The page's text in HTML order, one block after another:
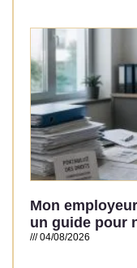
Mon
un guide pour
04/08/2026